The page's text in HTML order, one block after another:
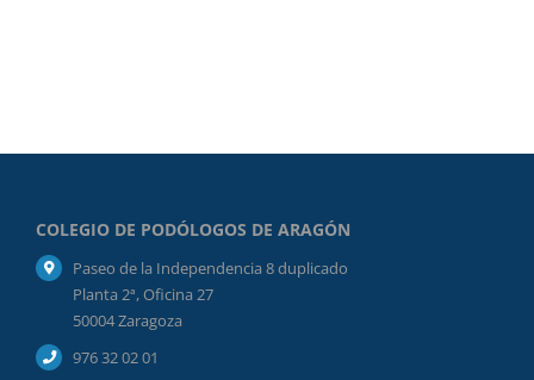
COLEGIO DE PODÓLOGOS DE ARAGÓN
Paseo de la Independencia 8 duplicado
Planta 2ª, Oficina 27
50004 Zaragoza
976 32 02 01